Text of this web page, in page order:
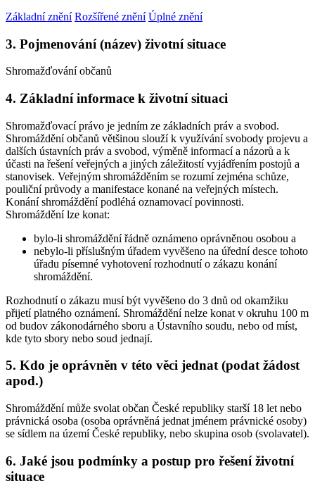
Základní znění Rozšířené znění Úplné znění
3. Pojmenování (název) životní situace
Shromažďování občanů
4. Základní informace k životní situaci
Shromažďovací právo je jedním ze základních práv a svobod.
Shromáždění občanů většinou slouží k využívání svobody projevu a
dalších ústavních práv a svobod, výměně informací a názorů a k
účasti na řešení veřejných a jiných záležitostí vyjádřením postojů a
stanovisek. Veřejným shromážděním se rozumí zejména schůze,
pouliční průvody a manifestace konané na veřejných místech.
Konání shromáždění podléhá oznamovací povinnosti.
Shromáždění lze konat:
bylo-li shromáždění řádně oznámeno oprávněnou osobou a
nebylo-li příslušným úřadem vyvěšeno na úřední desce tohoto
úřadu písemné vyhotovení rozhodnutí o zákazu konání
shromáždění.
Rozhodnutí o zákazu musí být vyvěšeno do 3 dnů od okamžiku
přijetí platného oznámení. Shromáždění nelze konat v okruhu 100 m
od budov zákonodárného sboru a Ústavního soudu, nebo od míst,
kde tyto sbory nebo soud jednají.
5. Kdo je oprávněn v této věci jednat (podat žádost
apod.)
Shromáždění může svolat občan České republiky starší 18 let nebo
právnická osoba (osoba oprávněná jednat jménem právnické osoby)
se sídlem na území České republiky, nebo skupina osob (svolavatel).
6. Jaké jsou podmínky a postup pro řešení životní
situace